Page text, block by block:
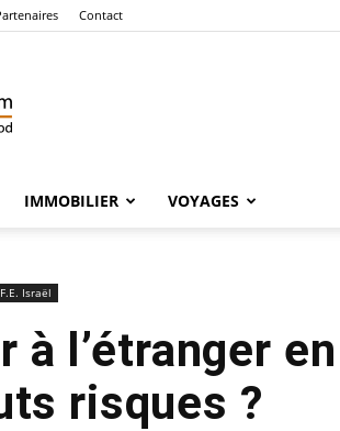
Contact
IMMOBILIER VOYAGES
Israël
à l’étranger en
risques ?